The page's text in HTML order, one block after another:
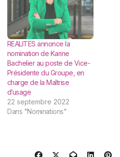
Bouygues Telecom.
Rattachée a Liza BettUto,
Secrétaire générate,…
REALITES annonce la
nomination de Karine
Bachelier au poste de Vice-
Présidente du Groupe, en
charge de la Maîtrise
d’usage
22 septembre 2022
Dans "Nominations"